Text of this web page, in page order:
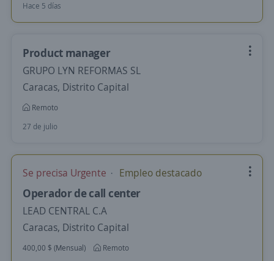
Hace 5 días
Product manager
GRUPO LYN REFORMAS SL
Caracas, Distrito Capital
Remoto
27 de julio
Se precisa Urgente Empleo destacado
Operador de call center
LEAD CENTRAL C.A
Caracas, Distrito Capital
400,00 $ (Mensual)
Remoto